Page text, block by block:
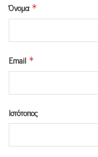
Όνομα *
Email *
Ιστότοπος